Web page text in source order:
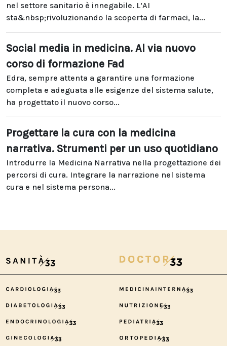
nel settore sanitario è innegabile. L’AI
sta&nbsp;rivoluzionando la scoperta di farmaci, la...
Social media in medicina. Al via nuovo
corso di formazione Fad
Edra, sempre attenta a garantire una formazione
completa e adeguata alle esigenze del sistema salute,
ha progettato il nuovo corso...
Progettare la cura con la medicina
narrativa. Strumenti per un uso quotidiano
Introdurre la Medicina Narrativa nella progettazione dei
percorsi di cura. Integrare la narrazione nel sistema
cura e nel sistema persona...